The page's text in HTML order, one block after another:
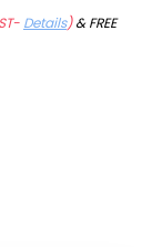
Details)&FREE